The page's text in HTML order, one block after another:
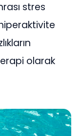
stres
olarak